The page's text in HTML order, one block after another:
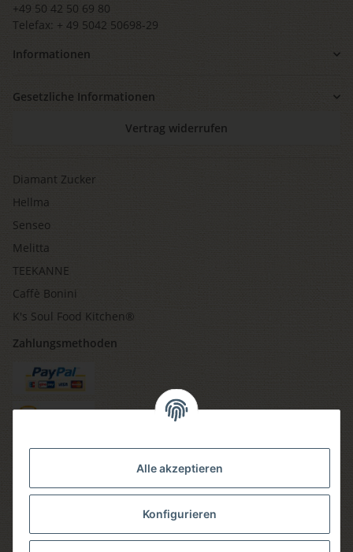
Alle akzeptieren
Konfigurieren
+49 50 42 50 69 80
Telefax: + 49 5042 50698-29
Informationen
Gesetzliche Informationen
Vertrag widerrufen
Diamant Zucker
Hellma
Senseo
Melitta
TEEKANNE
Caffè Bonini
K's Soul Food Kitchen®
Zahlungsmethoden
Versandmethoden